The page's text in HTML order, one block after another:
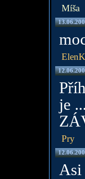
Míša
je
Pry
Asi